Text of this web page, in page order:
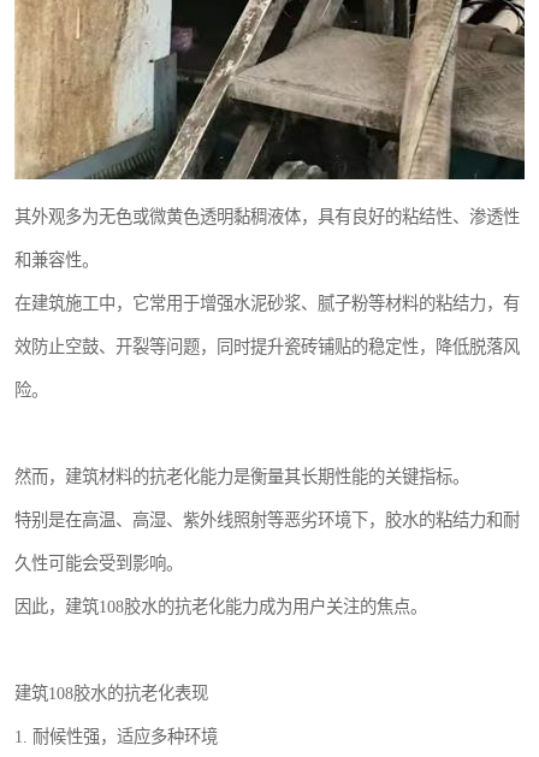
其外观多为无色或微黄色透明黏稠液体，具有良好的粘结性、渗透性
和兼容性。
在建筑施工中，它常用于增强水泥砂浆、腻子粉等材料的粘结力，有
效防止空鼓、开裂等问题，同时提升瓷砖铺贴的稳定性，降低脱落风
险。
然而，建筑材料的抗老化能力是衡量其长期性能的关键指标。
特别是在高温、高湿、紫外线照射等恶劣环境下，胶水的粘结力和耐
久性可能会受到影响。
因此，建筑108胶水的抗老化能力成为用户关注的焦点。
建筑108胶水的抗老化表现
1. 耐候性强，适应多种环境